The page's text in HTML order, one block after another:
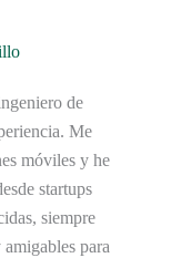
de
Me
móviles y he
startups
siempre
para